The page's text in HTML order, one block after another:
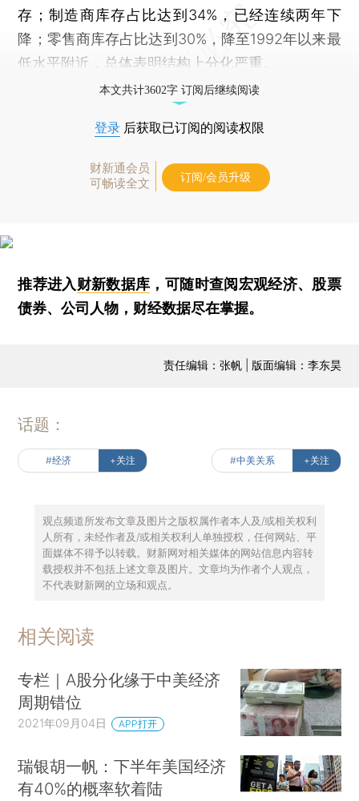
存；制造商库存占比达到34%，已经连续两年下
降；零售商库存占比达到30%，降至1992年以来最
低水平附近，总体表明结构上分化严重。
本文共计3602字 订阅后继续阅读
登录 后获取已订阅的阅读权限
财新通会员
可畅读全文
订阅/会员升级
推荐进入财新数据库 ，可随时查阅宏观经济、股票
债券、公司人物，财经数据尽在掌握。
责任编辑：张帆 | 版面编辑：李东昊
话题：
#经济 +关注 #中美关系 +关注
观点频道所发布文章及图片之版权属作者本人及/或相关权利
人所有，未经作者及/或相关权利人单独授权，任何网站、平
面媒体不得予以转载。财新网对相关媒体的网站信息内容转
载授权并不包括上述文章及图片。文章均为作者个人观点，
不代表财新网的立场和观点。
相关阅读
专栏｜A股分化缘于中美经济
周期错位
2021年09月04日 APP打开
瑞银胡一帆：下半年美国经济
有40%的概率软着陆